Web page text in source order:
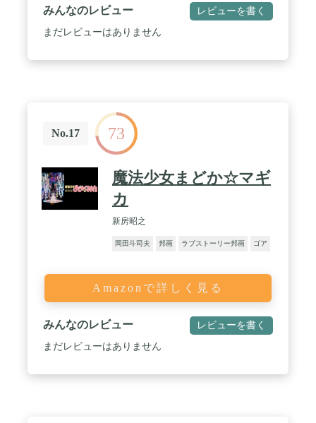
みんなのレビュー レビューを書く
まだレビューはありません
No.17 73
魔法少女まどか☆マギ
カ
新房昭之
岡田斗司夫 邦画 ラブストーリー邦画 ゴア
Amazonで詳しく見る
みんなのレビュー レビューを書く
まだレビューはありません